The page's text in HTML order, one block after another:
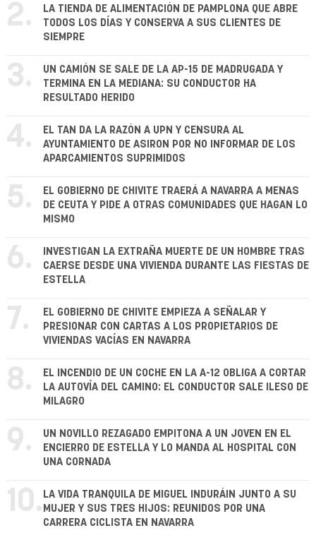
2.
LA TIENDA DE ALIMENTACIÓN DE PAMPLONA QUE ABRE
TODOS LOS DÍAS Y CONSERVA A SUS CLIENTES DE
SIEMPRE
3.
UN CAMIÓN SE SALE DE LA AP-15 DE MADRUGADA Y
TERMINA EN LA MEDIANA: SU CONDUCTOR HA
RESULTADO HERIDO
4.
EL TAN DA LA RAZÓN A UPN Y CENSURA AL
AYUNTAMIENTO DE ASIRON POR NO INFORMAR DE LOS
APARCAMIENTOS SUPRIMIDOS
5.
EL GOBIERNO DE CHIVITE TRAERÁ A NAVARRA A MENAS
DE CEUTA Y PIDE A OTRAS COMUNIDADES QUE HAGAN LO
MISMO
6.
INVESTIGAN LA EXTRAÑA MUERTE DE UN HOMBRE TRAS
CAERSE DESDE UNA VIVIENDA DURANTE LAS FIESTAS DE
ESTELLA
7.
EL GOBIERNO DE CHIVITE EMPIEZA A SEÑALAR Y
PRESIONAR CON CARTAS A LOS PROPIETARIOS DE
VIVIENDAS VACÍAS EN NAVARRA
8.
EL INCENDIO DE UN COCHE EN LA A-12 OBLIGA A CORTAR
LA AUTOVÍA DEL CAMINO: EL CONDUCTOR SALE ILESO DE
MILAGRO
9.
UN NOVILLO REZAGADO EMPITONA A UN JOVEN EN EL
ENCIERRO DE ESTELLA Y LO MANDA AL HOSPITAL CON
UNA CORNADA
10. LA VIDA TRANQUILA DE MIGUEL INDURÁIN JUNTO A SU
MUJER Y SUS TRES HIJOS: REUNIDOS POR UNA
CARRERA CICLISTA EN NAVARRA